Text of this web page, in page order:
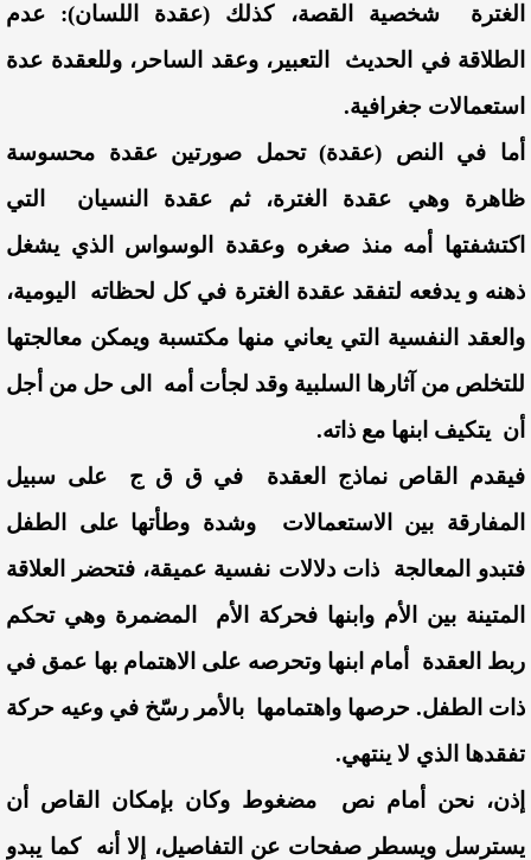
الغترة شخصية القصة، كذلك (عقدة اللسان): عدم
الطلاقة في الحديث التعبير، وعقد الساحر، وللعقدة عدة
استعمالات جغرافية.
أما في النص (عقدة) تحمل صورتين عقدة محسوسة
ظاهرة وهي عقدة الغترة، ثم عقدة النسيان التي
اكتشفتها أمه منذ صغره وعقدة الوسواس الذي يشغل
ذهنه و يدفعه لتفقد عقدة الغترة في كل لحظاته اليومية،
والعقد النفسية التي يعاني منها مكتسبة ويمكن معالجتها
للتخلص من آثارها السلبية وقد لجأت أمه الى حل من أجل
أن يتكيف ابنها مع ذاته.
فيقدم القاص نماذج العقدة في ق ق ج على سبيل
المفارقة بين الاستعمالات وشدة وطأتها على الطفل
فتبدو المعالجة ذات دلالات نفسية عميقة، فتحضر العلاقة
المتينة بين الأم وابنها فحركة الأم المضمرة وهي تحكم
ربط العقدة أمام ابنها وتحرصه على الاهتمام بها عمق في
ذات الطفل. حرصها واهتمامها بالأمر رسّخ في وعيه حركة
تفقدها الذي لا ينتهي.
إذن، نحن أمام نص مضغوط وكان بإمكان القاص أن
يسترسل ويسطر صفحات عن التفاصيل، إلا أنه كما يبدو